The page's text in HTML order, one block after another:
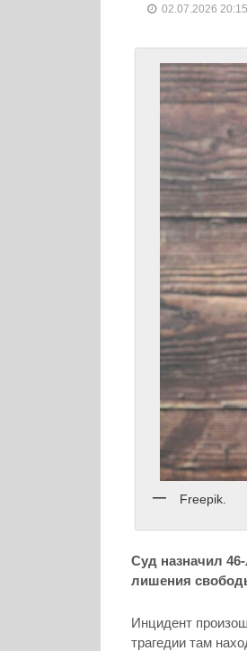
02.07.2026 20:15
Freepik.
Суд назначил
лишения
Инцидент
трагедии там